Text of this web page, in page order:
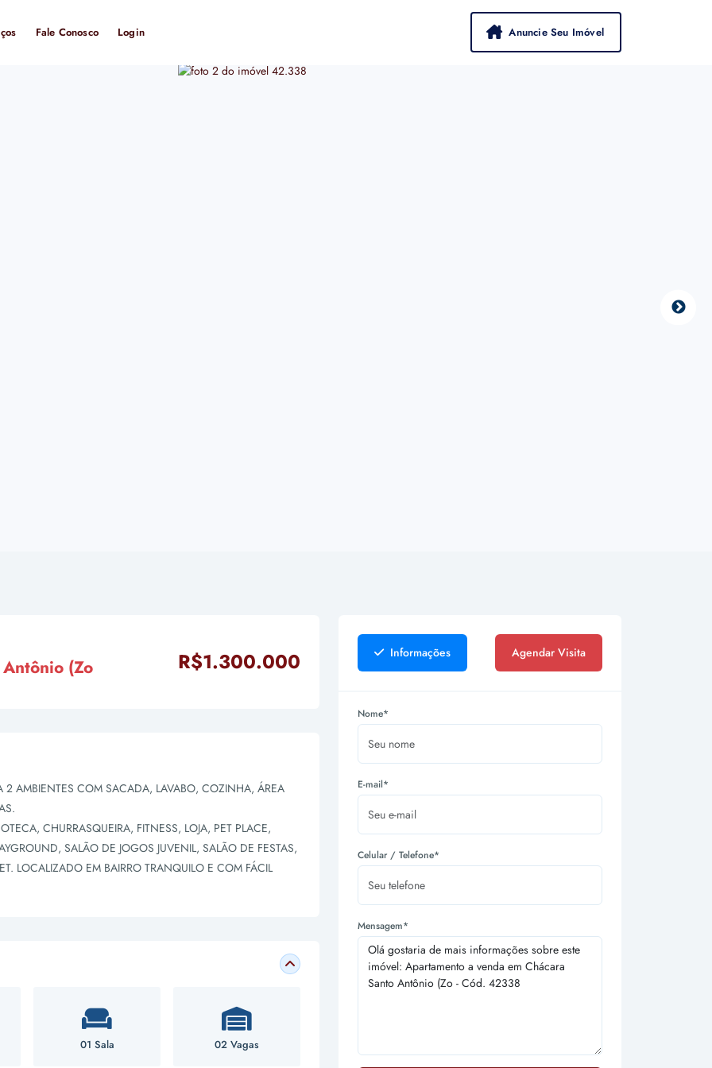
Fale Conosco Login Anuncie Seu Imóvel
(Zo R$1.300.000
2 AMBIENTES COM SACADA, LAVABO, COZINHA, ÁREA
CHURRASQUEIRA, FITNESS, LOJA, PET PLACE,
SALÃO DE JOGOS JUVENIL, SALÃO DE FESTAS,
LOCALIZADO EM BAIRRO TRANQUILO E COM FÁCIL
01 Sala 02 Vagas
Informações Agendar Visita
Nome*
E-mail*
Celular / Telefone*
Mensagem*